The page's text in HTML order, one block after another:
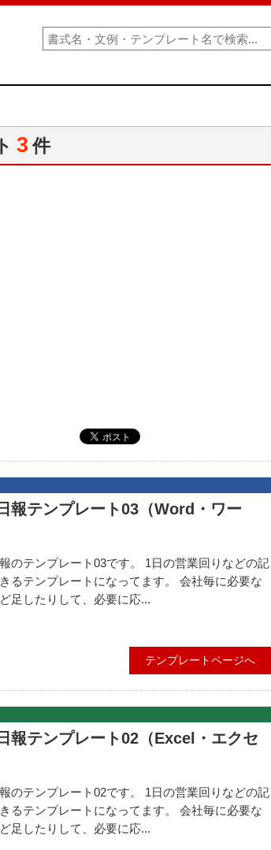
3 件
報テンプレート03（Word・ワー
のテンプレート03です。 1日の営業回りなどの記
るテンプレートになってます。 会社毎に必要な
足したりして、必要に応...
テンプレートページへ
報テンプレート02（Excel・エクセ
のテンプレート02です。 1日の営業回りなどの記
るテンプレートになってます。 会社毎に必要な
足したりして、必要に応...